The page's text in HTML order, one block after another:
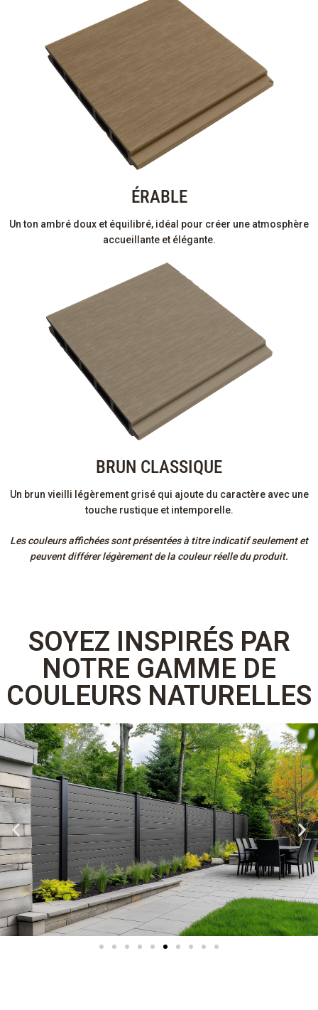
ÉRABLE
Un ton ambré doux et équilibré, idéal pour créer une atmosphère
accueillante et élégante.
BRUN CLASSIQUE
Un brun vieilli légèrement grisé qui ajoute du caractère avec une
touche rustique et intemporelle.
Les couleurs affichées sont présentées à titre indicatif seulement et
peuvent différer légèrement de la couleur réelle du produit.
SOYEZ INSPIRÉS PAR
NOTRE GAMME DE
COULEURS NATURELLES